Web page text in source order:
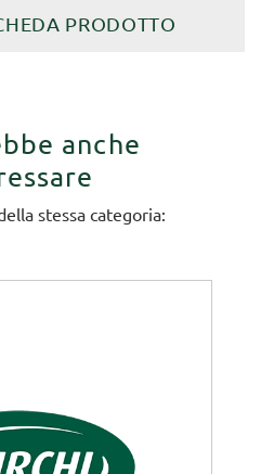
PRODOTTO
anche
stessa categoria: